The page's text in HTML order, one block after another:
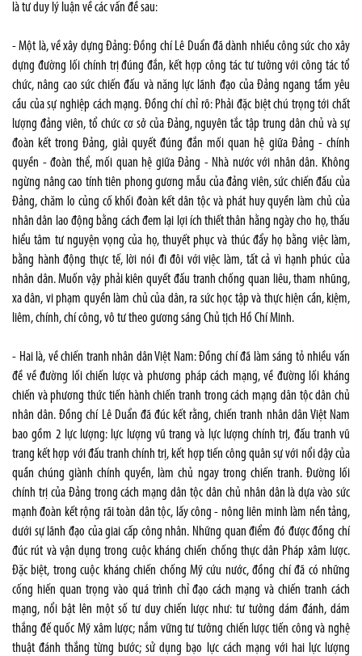
là tư duy lý luận về các vấn đề sau:
- Một là, về xây dựng Đảng: Đồng chí Lê Duẩn đã dành nhiều công sức cho xây
dựng đường lối chính trị đúng đắn, kết hợp công tác tư tưởng với công tác tổ
chức, nâng cao sức chiến đấu và năng lực lãnh đạo của Đảng ngang tầm yêu
cầu của sự nghiệp cách mạng. Đồng chí chỉ rõ: Phải đặc biệt chú trọng tới chất
lượng đảng viên, tổ chức cơ sở của Đảng, nguyên tắc tập trung dân chủ và sự
đoàn kết trong Đảng, giải quyết đúng đắn mối quan hệ giữa Đảng - chính
quyền - đoàn thể, mối quan hệ giữa Đảng - Nhà nước với nhân dân. Không
ngừng nâng cao tính tiên phong gương mẫu của đảng viên, sức chiến đấu của
Đảng, chăm lo củng cố khối đoàn kết dân tộc và phát huy quyền làm chủ của
nhân dân lao động bằng cách đem lại lợi ích thiết thân hằng ngày cho họ, thấu
hiểu tâm tư nguyện vọng của họ, thuyết phục và thúc đẩy họ bằng việc làm,
bằng hành động thực tế, lời nói đi đôi với việc làm, tất cả vì hạnh phúc của
nhân dân. Muốn vậy phải kiên quyết đấu tranh chống quan liêu, tham nhũng,
xa dân, vi phạm quyền làm chủ của dân, ra sức học tập và thực hiện cần, kiệm,
liêm, chính, chí công, vô tư theo gương sáng Chủ tịch Hồ Chí Minh.
- Hai là, về chiến tranh nhân dân Việt Nam: Đồng chí đã làm sáng tỏ nhiều vấn
đề về đường lối chiến lược và phương pháp cách mạng, về đường lối kháng
chiến và phương thức tiến hành chiến tranh trong cách mạng dân tộc dân chủ
nhân dân. Đồng chí Lê Duẩn đã đúc kết rằng, chiến tranh nhân dân Việt Nam
bao gồm 2 lực lượng: lực lượng vũ trang và lực lượng chính trị, đấu tranh vũ
trang kết hợp với đấu tranh chính trị, kết hợp tiến công quân sự với nổi dậy của
quần chúng giành chính quyền, làm chủ ngay trong chiến tranh. Đường lối
chính trị của Đảng trong cách mạng dân tộc dân chủ nhân dân là dựa vào sức
mạnh đoàn kết rộng rãi toàn dân tộc, lấy công - nông liên minh làm nền tảng,
dưới sự lãnh đạo của giai cấp công nhân. Những quan điểm đó được đồng chí
đúc rút và vận dụng trong cuộc kháng chiến chống thực dân Pháp xâm lược.
Đặc biệt, trong cuộc kháng chiến chống Mỹ cứu nước, đồng chí đã có những
cống hiến quan trọng vào quá trình chỉ đạo cách mạng và chiến tranh cách
mạng, nổi bật lên một số tư duy chiến lược như: tư tưởng dám đánh, dám
thắng đế quốc Mỹ xâm lược; nắm vững tư tưởng chiến lược tiến công và nghệ
thuật đánh thắng từng bước; sử dụng bạo lực cách mạng với hai lực lượng